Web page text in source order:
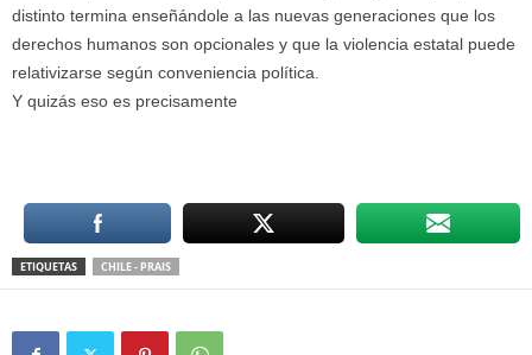
distinto termina enseñándole a las nuevas generaciones que los
derechos humanos son opcionales y que la violencia estatal puede
relativizarse según conveniencia política.
Y quizás eso es precisamente
ETIQUETAS CHILE - PRAIS